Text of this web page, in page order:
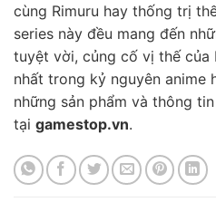
cùng Rimuru hay thống trị
series này đều mang đến
tuyệt vời, củng cố vị thế của
nhất trong kỷ nguyên anime
những sản phẩm và thông
tại gamestop.vn.